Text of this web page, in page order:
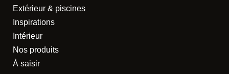
Extérieur & piscines
Inspirations
Intérieur
Nos produits
À saisir